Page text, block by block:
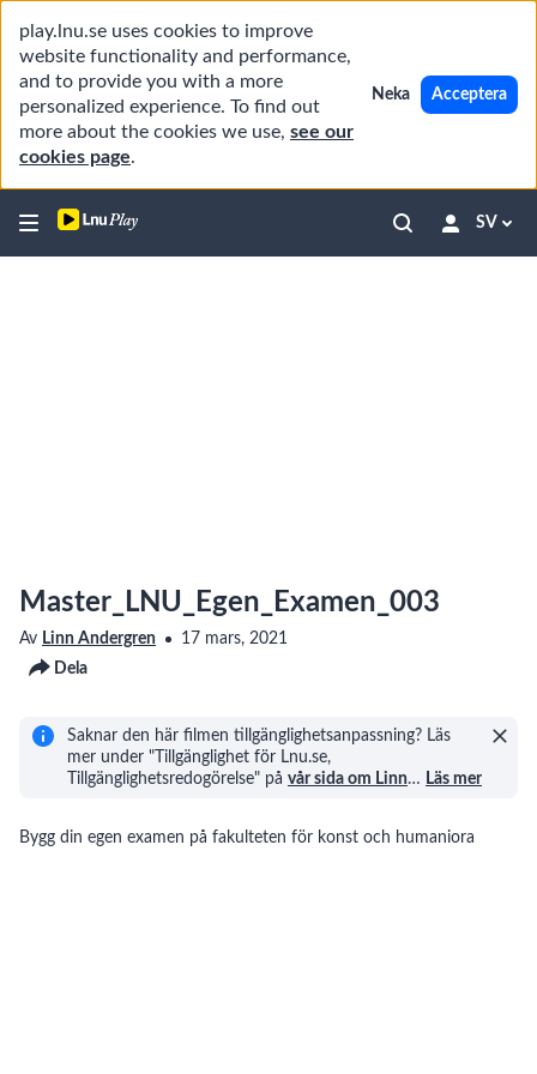
play.lnu.se uses cookies to improve
website functionality and performance,
and to provide you with a more
personalized experience. To find out
more about the cookies we use, see our
cookies page.
Neka Acceptera
SV
Master_LNU_Egen_Examen_003
Av Linn Andergren
17 mars, 2021
Dela
Saknar den här filmen tillgänglighetsanpassning? Läs
mer under "Tillgänglighet för Lnu.se,
Tillgänglighetsredogörelse" på vår sida om Linn… Läs mer
Bygg din egen examen på fakulteten för konst och humaniora